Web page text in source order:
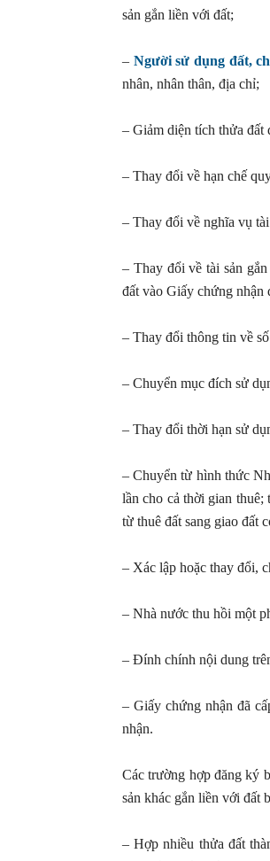
sản gắn liền với đất;
– Người sử dụng đất,
nhân, nhân thân, địa chỉ;
– Giảm diện tích thửa đất
– Thay đổi về hạn chế
– Thay đổi về nghĩa vụ
– Thay đổi về tài sản
đất vào Giấy chứng nhận
– Thay đổi thông tin về
– Chuyển mục đích sử
– Thay đổi thời hạn sử
– Chuyển từ hình thức
lần cho cả thời gian
từ thuê đất sang giao đất
– Xác lập hoặc thay đổi,
– Nhà nước thu hồi một
– Đính chính nội dung
– Giấy chứng nhận đã
nhận.
Các trường hợp đăng ký
sản khác gắn liền với đất
– Hợp nhiều thửa đất